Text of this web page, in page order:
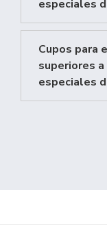
especiales
Cupos para
superiores
especiales